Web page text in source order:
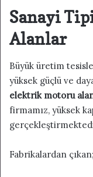
Sanayi
Alanlar
Büyük üretim
yüksek güçlü ve
elektrik motoru
firmamız, yüksek
Fabrikalardan çıkan;